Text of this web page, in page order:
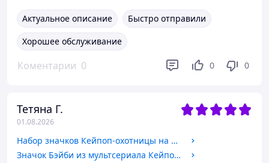
Актуальное описание
Быстро отправили
Хорошее обслуживание
Коментарии 0 0 0
Тетяна Г.
01.08.2026
Набор значков Кейпоп-охотницы на демонов / KPop Demon Hunters. №2
Значок Бэйби из мультсериала Кейпоп-охотницы на демонов / KPop Demon Hunters. №3 44мм